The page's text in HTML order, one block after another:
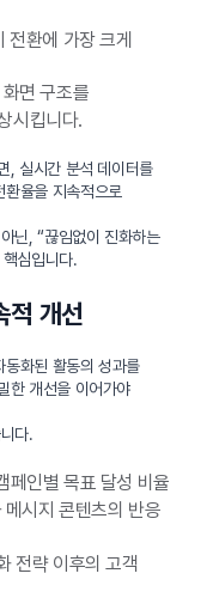
환에 가장 크게
면 구조를
시킵니다.
, 실시간 분석 데이터를
환율을 지속적으로
닌, “끊임없이 진화하는
심입니다.
적 개선
화된 활동의 성과를
한 개선을 이어가야
다.
페인별 목표 달성 비율
시지 콘텐츠의 반응
전략 이후의 고객